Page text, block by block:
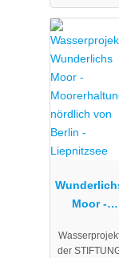
Moor -
ng
der